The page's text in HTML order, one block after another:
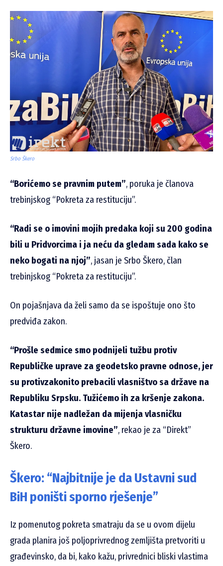
Srbo Škero
“Borićemo se pravnim putem”, poruka je članova
trebinjskog “Pokreta za restituciju”.
“Radi se o imovini mojih predaka koji su 200 godina
bili u Pridvorcima i ja neću da gledam sada kako se
neko bogati na njoj”, jasan je Srbo Škero, član
trebinjskog “Pokreta za restituciju”.
On pojašnjava da želi samo da se ispoštuje ono što
predviđa zakon.
“Prošle sedmice smo podnijeli tužbu protiv
Republičke uprave za geodetsko pravne odnose, jer
su protivzakonito prebacili vlasništvo sa države na
Republiku Srpsku. Tužićemo ih za kršenje zakona.
Katastar nije nadležan da mijenja vlasničku
strukturu državne imovine”, rekao je za “Direkt”
Škero.
Škero: “Najbitnije je da Ustavni sud
BiH poništi sporno rješenje”
Iz pomenutog pokreta smatraju da se u ovom dijelu
grada planira još poljoprivrednog zemljišta pretvoriti u
građevinsko, da bi, kako kažu, privrednici bliski vlastima